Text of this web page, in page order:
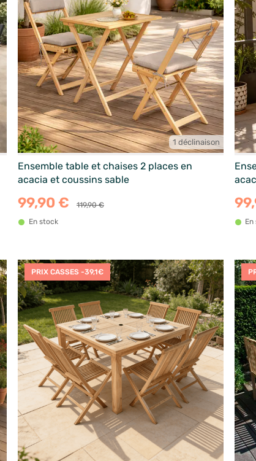
1 déclinaison
Ensemble table et chaises 2 places en
acacia et coussins sable
99,90 €
119,90 €
En stock
PRIX CASSES -39,1€